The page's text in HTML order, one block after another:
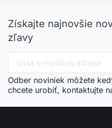
Získajte najnovšie
zľavy
Odber noviniek môžete
chcete urobiť, kontaktujte